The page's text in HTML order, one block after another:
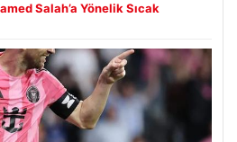
Salah’a Yönelik Sıcak